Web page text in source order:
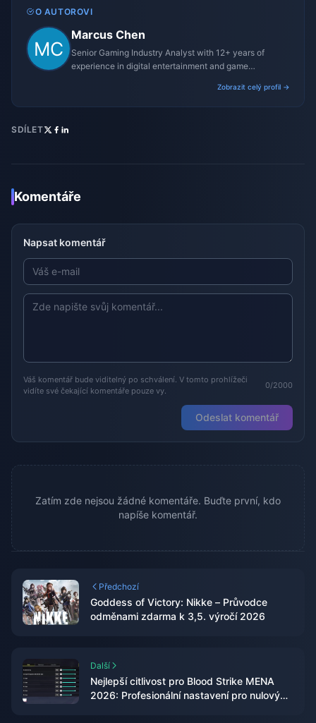
O AUTOROVI
Marcus Chen
Senior Gaming Industry Analyst with 12+ years of
experience in digital entertainment and game
Zobrazit celý profil →
SDÍLET
Komentáře
Napsat komentář
Váš komentář bude viditelný po schválení. V tomto prohlížeči
vidíte své čekající komentáře pouze vy.
0/2000
Odeslat komentář
Zatím zde nejsou žádné komentáře. Buďte první, kdo
napíše komentář.
Předchozí
Goddess of Victory: Nikke – Průvodce
odměnami zdarma k 3,5. výročí 2026
Další
Nejlepší citlivost pro Blood Strike MENA
2026: Profesionální nastavení pro nulový